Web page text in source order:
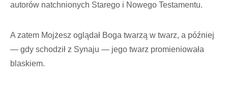
autorów natchnionych Starego i Nowego Testamentu.
A zatem Mojżesz oglądał Boga twarzą w twarz, a później
— gdy schodził z Synaju — jego twarz promieniowała
blaskiem.